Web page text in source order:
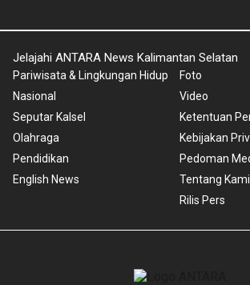
Jelajahi ANTARA News Kalimantan Selatan
Pariwisata & Lingkungan Hidup
Nasional
Seputar Kalsel
Olahraga
Pendidikan
English News
Foto
Video
Ketentuan
Kebijakan
Pedoman
Tentang Kami
Rilis Pers